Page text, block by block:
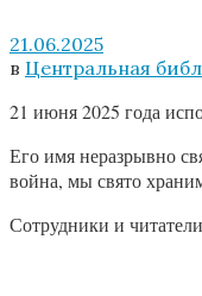
21.06.2025
в Центральная
21 июня 2025 года
Его имя неразрывно
война, мы свято
Сотрудники и